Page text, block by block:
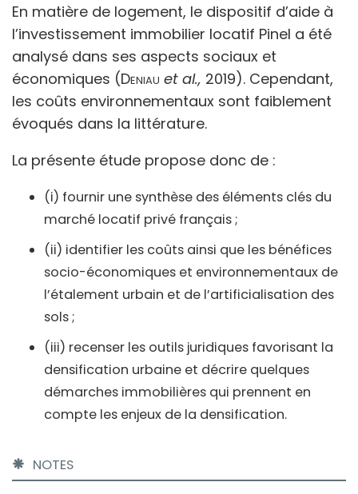
En matière de logement, le dispositif d’aide à
l’investissement immobilier locatif Pinel a été
analysé dans ses aspects sociaux et
économiques (Deniau et al., 2019). Cependant,
les coûts environnementaux sont faiblement
évoqués dans la littérature.
La présente étude propose donc de :
(i) fournir une synthèse des éléments clés du
marché locatif privé français ;
(ii) identifier les coûts ainsi que les bénéfices
socio-économiques et environnementaux de
l’étalement urbain et de l’artificialisation des
sols ;
(iii) recenser les outils juridiques favorisant la
densification urbaine et décrire quelques
démarches immobilières qui prennent en
compte les enjeux de la densification.
NOTES